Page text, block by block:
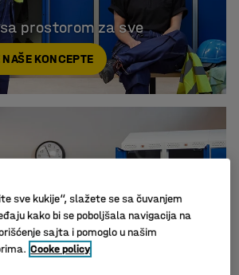
prostorom za sve
KONCEPTE
u nekoliko opcija
obuću ENTRY
RSD
sve kukije“, slažete se sa čuvanjem
kako bi se poboljšala navigacija na
sajta i pomoglo u našim
Cooke policy